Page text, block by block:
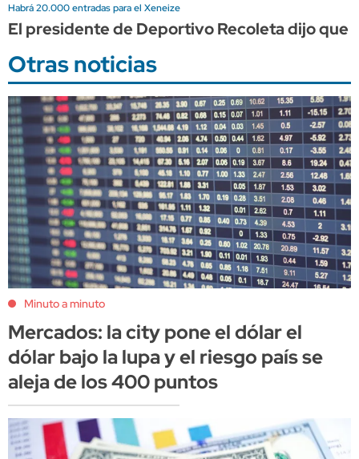
Habrá 20.000 entradas para el Xeneize
El presidente de Deportivo Recoleta dijo que
Otras noticias
Minuto a minuto
Mercados: la city pone el dólar el
dólar bajo la lupa y el riesgo país se
aleja de los 400 puntos